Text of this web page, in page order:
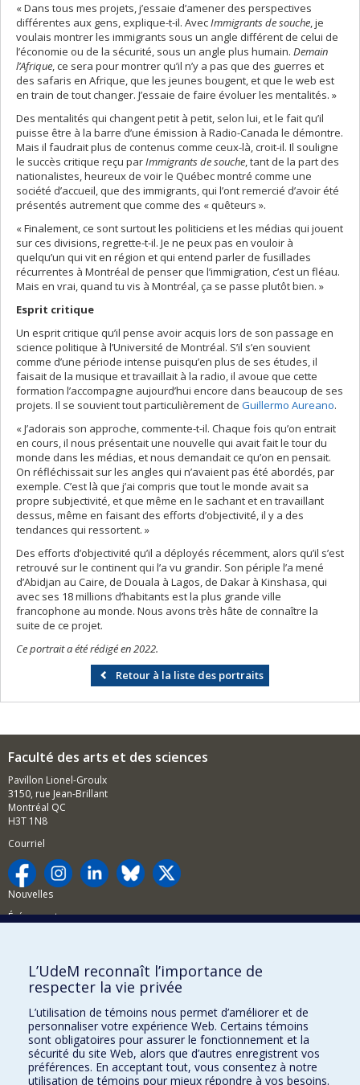
« Dans tous mes projets, j’essaie d’amener des perspectives
différentes aux gens, explique-t-il. AvecImmigrants de souche, je
voulais montrer les immigrants sous un angle différent de celui de
l’économie ou de la sécurité, sous un angle plus humain. Demain
l’Afrique, ce sera pour montrer qu’il n’y a pas que des guerres et
des safaris en Afrique, que les jeunes bougent, et que le web est
en train de tout changer. J’essaie de faire évoluer les mentalités. »
Des mentalités qui changent petit à petit, selon lui, et le fait qu’il
puisse être à la barre d’une émission à Radio-Canada le démontre.
Mais il faudrait plus de contenus comme ceux-là, croit-il. Il souligne
le succès critique reçu parImmigrants de souche, tant de la part des
nationalistes, heureux de voir le Québec montré comme une
société d’accueil, que des immigrants, qui l’ont remercié d’avoir été
présentés autrement que comme des « quêteurs ».
« Finalement, ce sont surtout les politiciens et les médias qui jouent
sur ces divisions, regrette-t-il. Je ne peux pas en vouloir à
quelqu’un qui vit en région et qui entend parler de fusillades
récurrentes à Montréal de penser que l’immigration, c’est un fléau.
Mais en vrai, quand tu vis à Montréal, ça se passe plutôt bien. »
Esprit critique
Un esprit critique qu’il pense avoir acquis lors de son passage en
science politique à l’Université de Montréal. S’il s’en souvient
comme d’une période intense puisqu’en plus de ses études, il
faisait de la musique et travaillait à la radio, il avoue que cette
formation l’accompagne aujourd’hui encore dans beaucoup de ses
projets. Il se souvient tout particulièrement de Guillermo Aureano.
« J’adorais son approche, commente-t-il. Chaque fois qu’on entrait
en cours, il nous présentait une nouvelle qui avait fait le tour du
monde dans les médias, et nous demandait ce qu’on en pensait.
On réfléchissait sur les angles qui n’avaient pas été abordés, par
exemple. C’est là que j’ai compris que tout le monde avait sa
propre subjectivité, et que même en le sachant et en travaillant
dessus, même en faisant des efforts d’objectivité, il y a des
tendances qui ressortent. »
Des efforts d’objectivité qu’il a déployés récemment, alors qu’il s’est
retrouvé sur le continent qui l’a vu grandir. Son périple l’a mené
d’Abidjan au Caire, de Douala à Lagos, de Dakar à Kinshasa, qui
avec ses 18 millions d’habitants est la plus grande ville
francophone au monde. Nous avons très hâte de connaître la
suite de ce projet.
Ce portrait a été rédigé en 2022.
Retour à la liste des portraits
Faculté des arts et des sciences
Pavillon Lionel-Groulx
3150, rue Jean-Brillant
Montréal QC
H3T 1N8
Courriel
Nouvelles
Événements
BESOIN D'AIDE?
Plan du site
Signaler une erreur
Accessibilité
FACULTÉ DES ARTS ET DES SCIENCES
L’UdeM reconnaît l’importance de
respecter la vie privée
L’utilisation de témoins nous permet d’améliorer et de
personnaliser votre expérience Web. Certains témoins
sont obligatoires pour assurer le fonctionnement et la
sécurité du site Web, alors que d’autres enregistrent vos
préférences. En acceptant tout, vous consentez à notre
utilisation de témoins pour mieux répondre à vos besoins.